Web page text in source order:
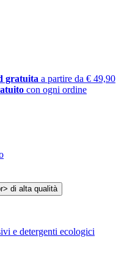
gratuita a partire da € 49,90
con ogni ordine
e detergenti ecologici